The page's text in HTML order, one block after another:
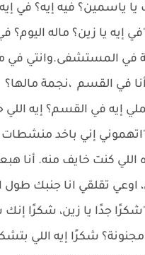
يا ياسمين؟ فيه إيه؟ في
إيه يا زين؟ ماله اليوم؟
في المستشفى.وانتي في
في القسم ،نجمة مالها؟
إيه في القسم؟ إيه
إني باخد منشطات
اللي كنت خايف منه. أنا
اوعي تقلقي انا جنبك
جدًا يا زين، شكرًا إنك
مجنونة؟ شكرًا إيه اللي